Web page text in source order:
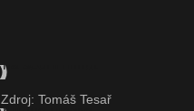
Zdroj: Tomáš Tesař